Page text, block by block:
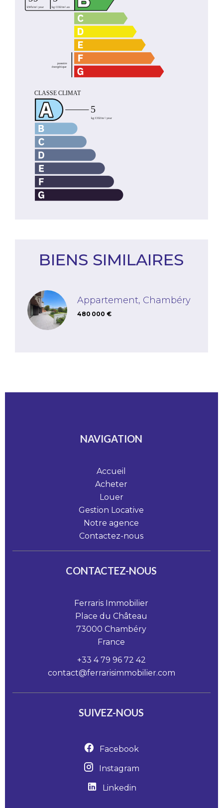
BIENS SIMILAIRES
Appartement, Chambéry
480 000 €
NAVIGATION
Accueil
Acheter
Louer
Gestion Locative
Notre agence
Contactez-nous
CONTACTEZ-NOUS
Ferraris Immobilier
Place du Château
73000 Chambéry
France
+33 4 79 96 72 42
contact@ferrarisimmobilier.com
SUIVEZ-NOUS
Facebook
Instagram
Linkedin